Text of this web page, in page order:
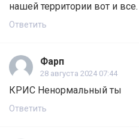
нашей территории вот и все.
Ответить
Фарп
28 августа 2024 07:44
КРИС Ненормальный ты
Ответить